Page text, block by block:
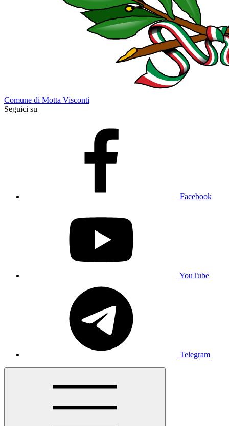
Comune di Motta Visconti
Seguici su
Facebook
YouTube
Telegram